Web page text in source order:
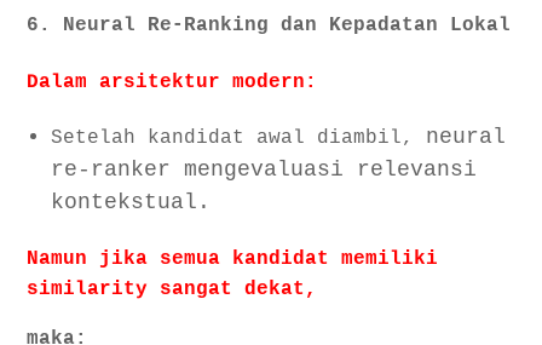
6. Neural Re-Ranking dan Kepadatan Lokal
Dalam arsitektur modern:
Setelah kandidat awal diambil, neural
re-ranker mengevaluasi relevansi
kontekstual.
Namun jika semua kandidat memiliki
similarity sangat dekat,
maka: